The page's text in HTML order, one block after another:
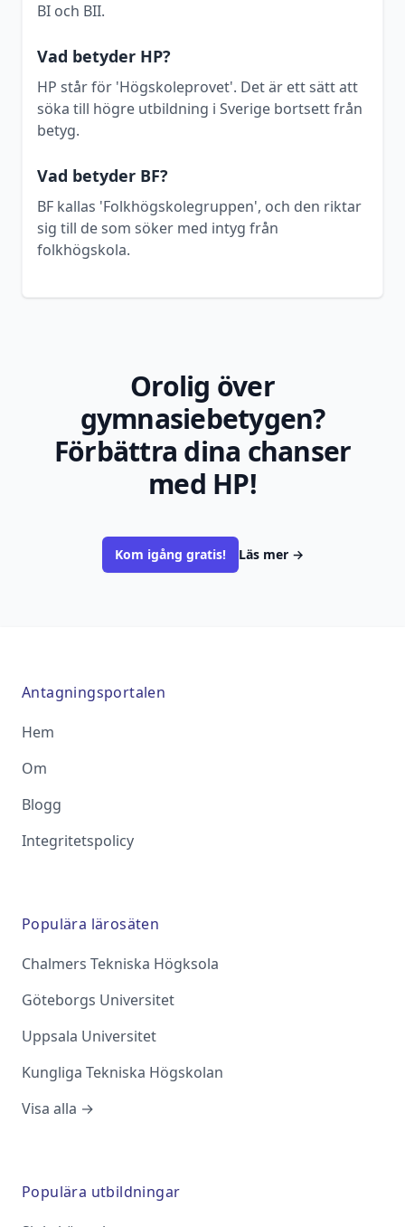
BI och BII.
Vad betyder HP?
HP står för 'Högskoleprovet'. Det är ett sätt att
söka till högre utbildning i Sverige bortsett från
betyg.
Vad betyder BF?
BF kallas 'Folkhögskolegruppen', och den riktar
sig till de som söker med intyg från
folkhögskola.
Orolig över
gymnasiebetygen?
Förbättra dina chanser
med HP!
Kom igång gratis! Läs mer →
Antagningsportalen
Hem
Om
Blogg
Integritetspolicy
Populära lärosäten
Chalmers Tekniska Högksola
Göteborgs Universitet
Uppsala Universitet
Kungliga Tekniska Högskolan
Visa alla →
Populära utbildningar